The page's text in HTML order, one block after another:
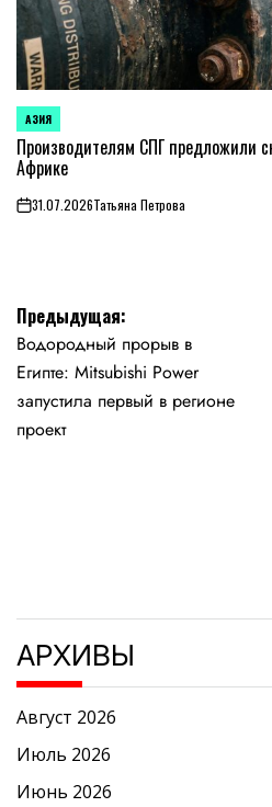
ОПУБЛИКОВАНО
В
АЗИЯ
Производителям СПГ предложили
Африке
on31.07.2026Татьяна Петрова
Навигация
по
записям
Предыдущая:
Водородный прорыв в
Египте: Mitsubishi Power
запустила первый в регионе
проект
АРХИВЫ
Август 2026
Июль 2026
Июнь 2026